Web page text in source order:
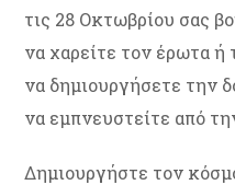
τις 28 Οκτωβρίου σας
να χαρείτε τον έρωτα
να δημιουργήσετε την
να εμπνευστείτε από
Δημιουργήστε τον